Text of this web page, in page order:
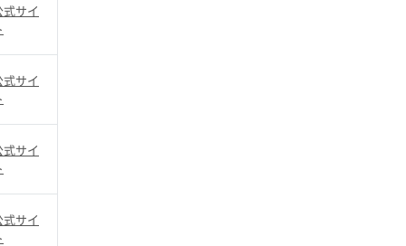
式サイ
式サイ
式サイ
式サイ